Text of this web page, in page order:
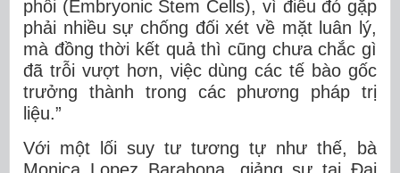
phôi (Embryonic Stem Cells), vì điều đó gặp
phải nhiều sự chống đối xét về mặt luân lý,
mà đồng thời kết quả thì cũng chưa chắc gì
đã trỗi vượt hơn, việc dùng các tế bào gốc
trưởng thành trong các phương pháp trị
liệu.”
Với một lối suy tư tương tự như thế, bà